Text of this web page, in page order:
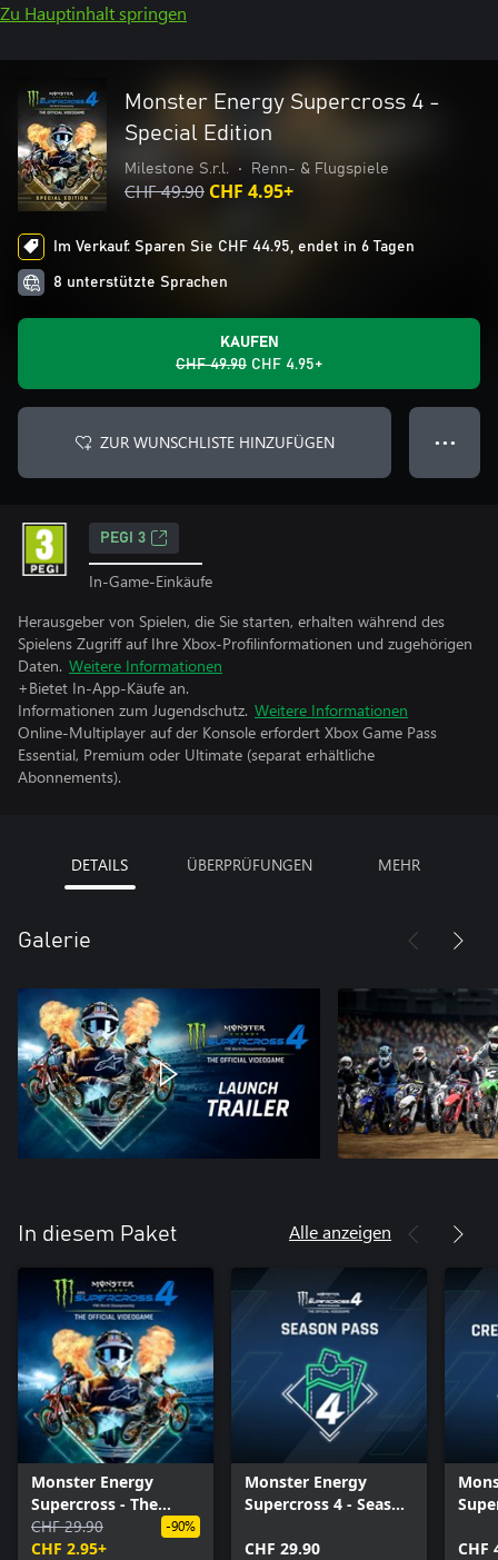
Zu Hauptinhalt springen
Monster Energy Supercross 4 -
Special Edition
Milestone S.r.l. • Renn- & Flugspiele
CHF 49.90 CHF 4.95+
Im Verkauf: Sparen Sie CHF 44.95, endet in 6 Tagen
8 unterstützte Sprachen
KAUFEN
CHF 49.90 CHF 4.95+
ZUR WUNSCHLISTE HINZUFÜGEN ● ● ●
PEGI 3
In-Game-Einkäufe
Herausgeber von Spielen, die Sie starten, erhalten während des
Spielens Zugriff auf Ihre Xbox-Profilinformationen und zugehörigen
Daten. Weitere Informationen
+Bietet In-App-Käufe an.
Informationen zum Jugendschutz. Weitere Informationen
Online-Multiplayer auf der Konsole erfordert Xbox Game Pass
Essential, Premium oder Ultimate (separat erhältliche
Abonnements).
DETAILS ÜBERPRÜFUNGEN MEHR
Galerie
In diesem Paket Alle anzeigen
Monster Energy
Supercross - The
Official Videogame 4
CHF 29.90
CHF 2.95+
-90%
Monster Energy
Supercross 4 - Season
CHF 29.90
CHF